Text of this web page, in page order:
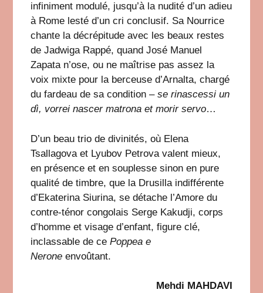
infiniment modulé, jusqu’à la nudité d’un adieu
à Rome lesté d’un cri conclusif. Sa Nourrice
chante la décrépitude avec les beaux restes
de Jadwiga Rappé, quand José Manuel
Zapata n’ose, ou ne maîtrise pas assez la
voix mixte pour la berceuse d’Arnalta, chargé
du fardeau de sa condition –se rinascessi un
dì, vorrei nascer matrona et morir servo…
D’un beau trio de divinités, où Elena
Tsallagova et Lyubov Petrova valent mieux,
en présence et en souplesse sinon en pure
qualité de timbre, que la Drusilla indifférente
d’Ekaterina Siurina, se détache l’Amore du
contre-ténor congolais Serge Kakudji, corps
d’homme et visage d’enfant, figure clé,
inclassable de cePoppea e
Nerone envoûtant.
Mehdi MAHDAVI